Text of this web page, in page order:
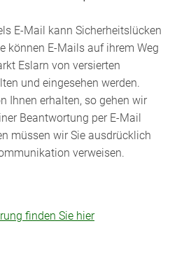
E-Mail kann Sicherheitslücken
können E-Mails auf ihrem Weg
Eslarn von versierten
und eingesehen werden.
Ihnen erhalten, so gehen wir
Beantwortung per E-Mail
müssen wir Sie ausdrücklich
verweisen.
finden Sie hier